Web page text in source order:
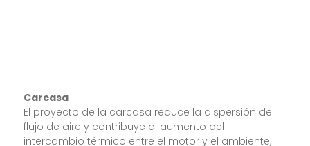
Carcasa
El proyecto de la carcasa reduce la dispersión del
flujo de aire y contribuye al aumento del
intercambio térmico entre el motor y el ambiente,